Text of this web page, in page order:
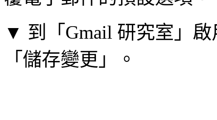
▼ 到「Gmail 研究室」
「儲存變更」。